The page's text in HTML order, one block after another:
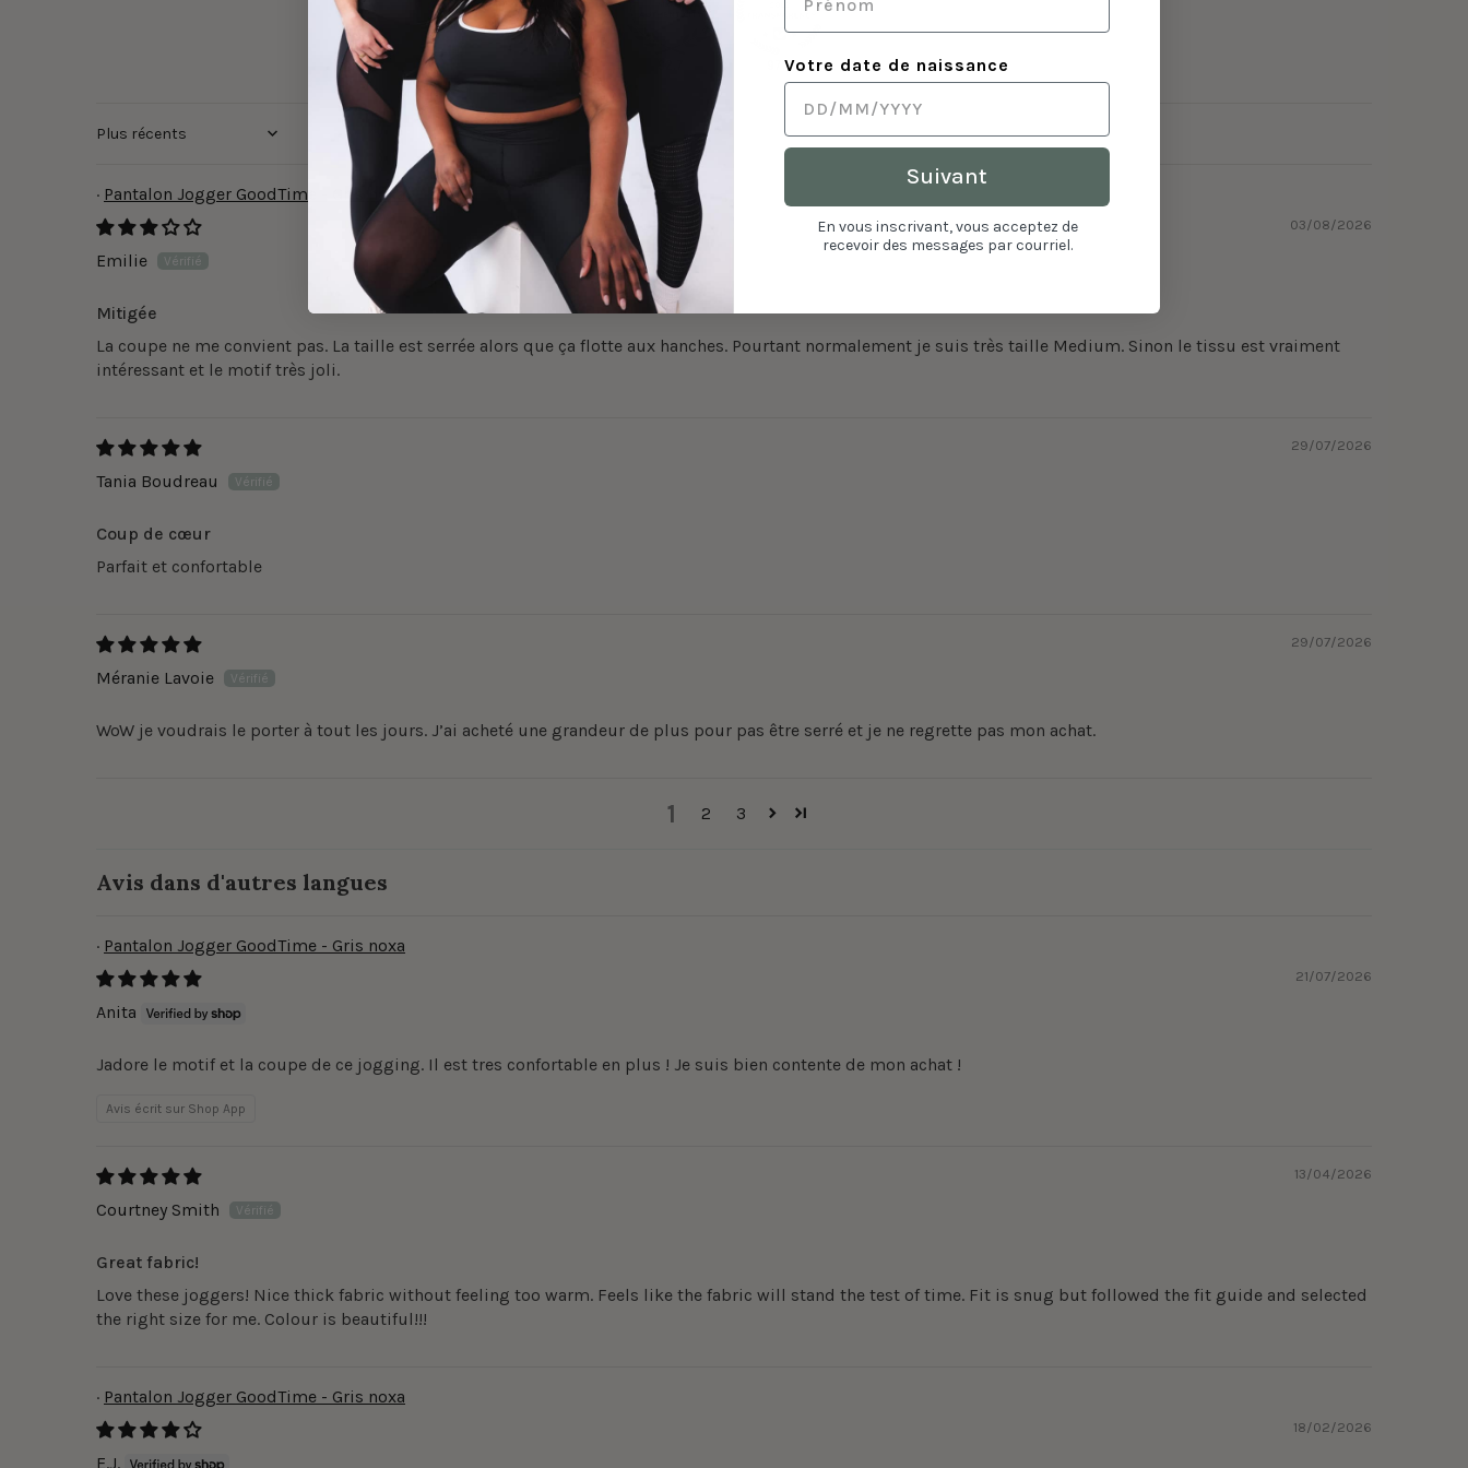
97.4
Sort by
Pantalon Jogger GoodTime - Gris noxa
03/08/2026
Emilie
Mitigée
La coupe ne me convient pas. La taille est serrée alors que ça flotte aux hanches. Pourtant normalement je suis très taille Medium. Sinon le tissu est vraiment
intéressant et le motif très joli.
29/07/2026
Tania Boudreau
Coup de cœur
Parfait et confortable
29/07/2026
Méranie Lavoie
WoW je voudrais le porter à tout les jours. J’ai acheté une grandeur de plus pour pas être serré et je ne regrette pas mon achat.
1 2 3
Avis dans d'autres langues
Pantalon Jogger GoodTime - Gris noxa
21/07/2026
Anita
Jadore le motif et la coupe de ce jogging. Il est tres confortable en plus ! Je suis bien contente de mon achat !
Avis écrit sur Shop App
13/04/2026
Courtney Smith
Great fabric!
Love these joggers! Nice thick fabric without feeling too warm. Feels like the fabric will stand the test of time. Fit is snug but followed the fit guide and selected
the right size for me. Colour is beautiful!!!
Pantalon Jogger GoodTime - Gris noxa
18/02/2026
E.J.
Votre date de naissance
Suivant
En vous inscrivant, vous acceptez de
recevoir des messages par courriel.